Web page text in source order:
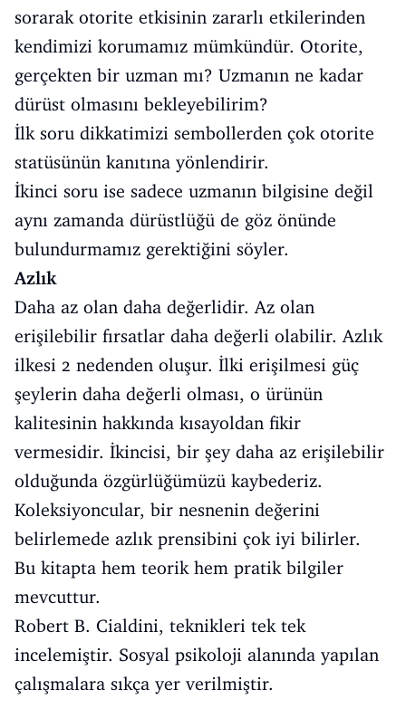
sorarak otorite etkisinin zararlı etkilerinden
kendimizi korumamız mümkündür. Otorite,
gerçekten bir uzman mı? Uzmanın ne kadar
dürüst olmasını bekleyebilirim?
İlk soru dikkatimizi sembollerden çok otorite
statüsünün kanıtına yönlendirir.
İkinci soru ise sadece uzmanın bilgisine değil
aynı zamanda dürüstlüğü de göz önünde
bulundurmamız gerektiğini söyler.
Azlık
Daha az olan daha değerlidir. Az olan
erişilebilir fırsatlar daha değerli olabilir. Azlık
ilkesi 2 nedenden oluşur. İlki erişilmesi güç
şeylerin daha değerli olması, o ürünün
kalitesinin hakkında kısayoldan fikir
vermesidir. İkincisi, bir şey daha az erişilebilir
olduğunda özgürlüğümüzü kaybederiz.
Koleksiyoncular, bir nesnenin değerini
belirlemede azlık prensibini çok iyi bilirler.
Bu kitapta hem teorik hem pratik bilgiler
mevcuttur.
Robert B. Cialdini, teknikleri tek tek
incelemiştir. Sosyal psikoloji alanında yapılan
çalışmalara sıkça yer verilmiştir.